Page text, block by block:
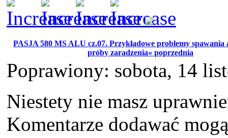
PASJA 580 MS ALU cz.07. Przykładowe problemy
próby zaradzenia« poprzednia
Poprawiony: sobota, 14
Niestety nie masz
Komentarze dodawać